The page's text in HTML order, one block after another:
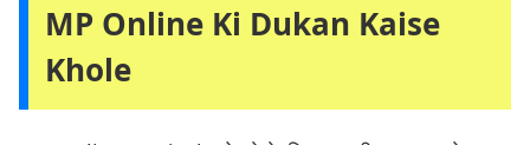
MP Online Ki Dukan Kaise
Khole